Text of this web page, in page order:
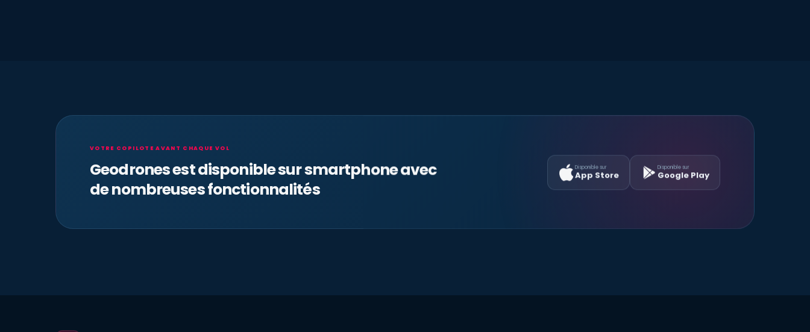
VOTRE COPILOTE AVANT CHAQUE VOL
Geodrones est disponible sur smartphone avec
de nombreuses fonctionnalités
Disponible sur
App Store
Disponible sur
Google Play